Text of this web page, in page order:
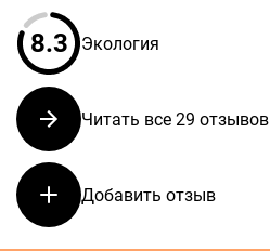
8.3 Экология
Читать все 29 отзывов
Добавить отзыв